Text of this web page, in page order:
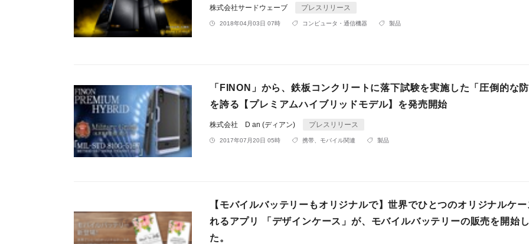
株式会社サードウェーブ プレスリリース
2018年04月03日 07時 コンピュータ・通信機器 製品
「FINON」から、鉄板コンクリートに落下試験を実施した「圧倒的な防
を誇る【プレミアムハイブリッドモデル】を発売開始
株式会社 D an (ディアン) プレスリリース
2017年07月20日 05時 携帯、モバイル関連 製品
【モバイルバッテリーもオリジナルで】世界でひとつのオリジナルケ
れるアプリ 「デザインケース」が、モバイルバッテリーの販売を開始
た。